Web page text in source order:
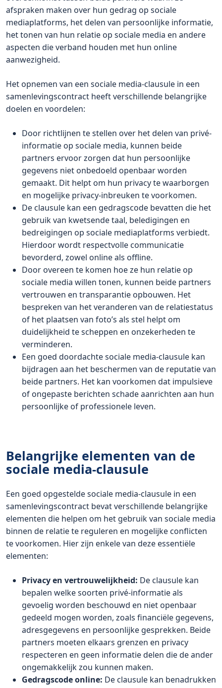
afspraken maken over hun gedrag op sociale
mediaplatforms, het delen van persoonlijke informatie,
het tonen van hun relatie op sociale media en andere
aspecten die verband houden met hun online
aanwezigheid.
Het opnemen van een sociale media-clausule in een
samenlevingscontract heeft verschillende belangrijke
doelen en voordelen:
Door richtlijnen te stellen over het delen van privé-
informatie op sociale media, kunnen beide
partners ervoor zorgen dat hun persoonlijke
gegevens niet onbedoeld openbaar worden
gemaakt. Dit helpt om hun privacy te waarborgen
en mogelijke privacy-inbreuken te voorkomen.
De clausule kan een gedragscode bevatten die het
gebruik van kwetsende taal, beledigingen en
bedreigingen op sociale mediaplatforms verbiedt.
Hierdoor wordt respectvolle communicatie
bevorderd, zowel online als offline.
Door overeen te komen hoe ze hun relatie op
sociale media willen tonen, kunnen beide partners
vertrouwen en transparantie opbouwen. Het
bespreken van het veranderen van de relatiestatus
of het plaatsen van foto’s als stel helpt om
duidelijkheid te scheppen en onzekerheden te
verminderen.
Een goed doordachte sociale media-clausule kan
bijdragen aan het beschermen van de reputatie van
beide partners. Het kan voorkomen dat impulsieve
of ongepaste berichten schade aanrichten aan hun
persoonlijke of professionele leven.
Belangrijke elementen van de
sociale media-clausule
Een goed opgestelde sociale media-clausule in een
samenlevingscontract bevat verschillende belangrijke
elementen die helpen om het gebruik van sociale media
binnen de relatie te reguleren en mogelijke conflicten
te voorkomen. Hier zijn enkele van deze essentiële
elementen:
Privacy en vertrouwelijkheid: De clausule kan
bepalen welke soorten privé-informatie als
gevoelig worden beschouwd en niet openbaar
gedeeld mogen worden, zoals financiële gegevens,
adresgegevens en persoonlijke gesprekken. Beide
partners moeten elkaars grenzen en privacy
respecteren en geen informatie delen die de ander
ongemakkelijk zou kunnen maken.
Gedragscode online: De clausule kan benadrukken